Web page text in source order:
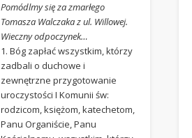
Pomódlmy się za zmarłego
Tomasza Walczaka z ul. Willowej.
Wieczny odpoczynek…
1. Bóg zapłać wszystkim, którzy
zadbali o duchowe i
zewnętrzne przygotowanie
uroczystości I Komunii św:
rodzicom, księżom, katechetom,
Panu Organiście, Panu